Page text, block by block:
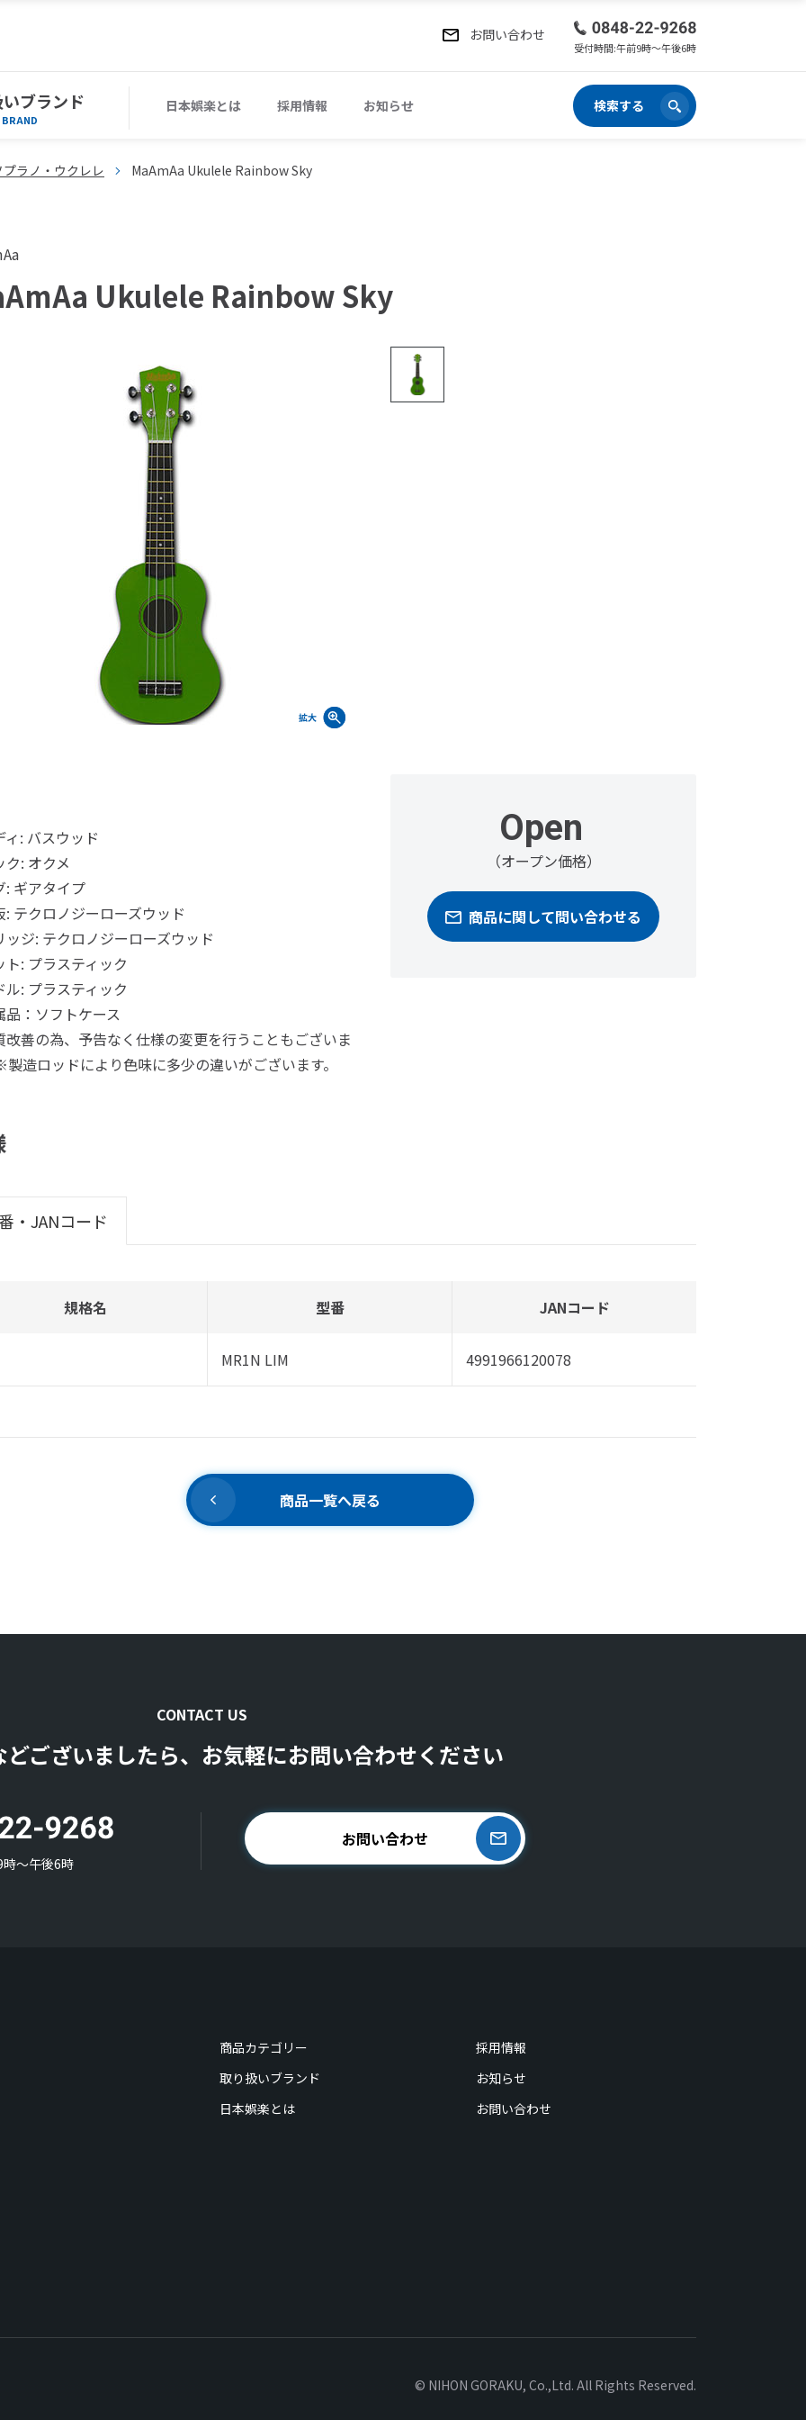
お問い合わせ
受付時間:午前9時〜午後6時
ブランド
BRAND
日本娯楽とは 採用情報 お知らせ 検索する
プラノ・ウクレレ MaAmAa Ukulele Rainbow Sky
Ukulele Rainbow Sky
: バスウッド
: オクメ
ギアタイプ
テクロノジーローズウッド
ジ: テクロノジーローズウッド
: プラスティック
: プラスティック
：ソフトケース
善の為、予告なく仕様の変更を行うこともございま
造ロッドにより色味に多少の違いがございます。
Open
（オープン価格）
商品に関して問い合わせる
・JANコード
規格名 型番 JANコード
MR1N LIM 4991966120078
商品一覧へ戻る
CONTACT US
ございましたら、お気軽にお問い合わせください
〜午後6時
お問い合わせ
商品カテゴリー
採用情報
取り扱いブランド
お知らせ
日本娯楽とは
お問い合わせ
© NIHON GORAKU, Co.,Ltd. All Rights Reserved.